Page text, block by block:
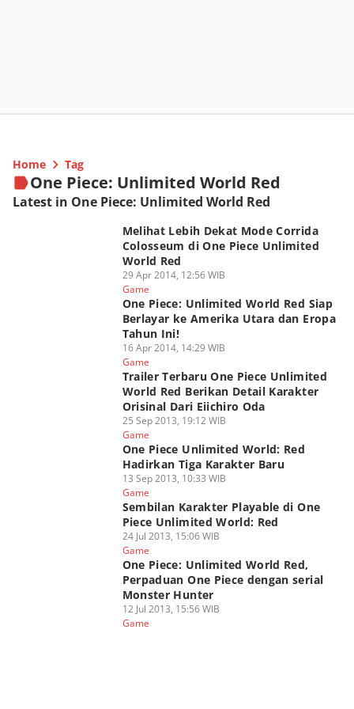
Home Tag
One Piece: Unlimited World Red
Latest in One Piece: Unlimited World Red
Melihat Lebih Dekat Mode Corrida
Colosseum di One Piece Unlimited
World Red
29 Apr 2014, 12:56 WIB
Game
One Piece: Unlimited World Red Siap
Berlayar ke Amerika Utara dan Eropa
Tahun Ini!
16 Apr 2014, 14:29 WIB
Game
Trailer Terbaru One Piece Unlimited
World Red Berikan Detail Karakter
Orisinal Dari Eiichiro Oda
25 Sep 2013, 19:12 WIB
Game
One Piece Unlimited World: Red
Hadirkan Tiga Karakter Baru
13 Sep 2013, 10:33 WIB
Game
Sembilan Karakter Playable di One
Piece Unlimited World: Red
24 Jul 2013, 15:06 WIB
Game
One Piece: Unlimited World Red,
Perpaduan One Piece dengan serial
Monster Hunter
12 Jul 2013, 15:56 WIB
Game